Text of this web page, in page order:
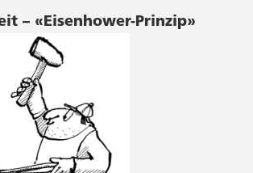
– «Eisenhower-Prinzip»